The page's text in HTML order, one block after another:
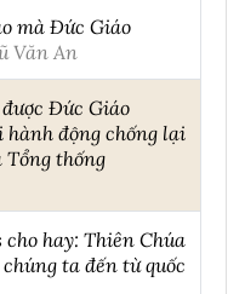
mà Đức Giáo
Văn An
Đức Giáo
hành động chống lại
Tổng thống
cho hay: Thiên Chúa
ta đến từ quốc